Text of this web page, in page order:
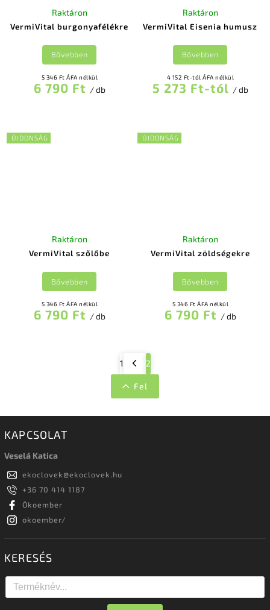
VermiVital burgonyafélékre
Raktáron
5 346 Ft ÁFA nélkül
6 790 Ft / db
Bővebben
VermiVital Eisenia humusz
Raktáron
4 152 Ft-tól ÁFA nélkül
5 273 Ft-tól / db
Bővebben
ÚJDONSÁG
VermiVital szőlőbe
Raktáron
5 346 Ft ÁFA nélkül
6 790 Ft / db
Bővebben
ÚJDONSÁG
VermiVital zöldségekre
Raktáron
5 346 Ft ÁFA nélkül
6 790 Ft / db
Bővebben
1 2
Fel
KAPCSOLAT
Veselá Katica
ekoclovek@ekoclovek.hu
+36 70 414 1187
Ökoember
okoember/
KERESÉS